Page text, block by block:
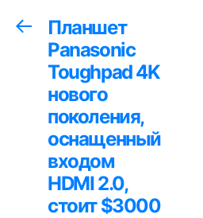
Навигация
записям
Предыдущая
запись:
Планшет
Panasonic
Toughpad 4K
нового
поколения,
оснащенный
входом
HDMI 2.0,
стоит $3000